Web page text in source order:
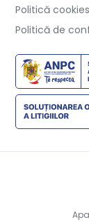
Politică cookies
Politică de